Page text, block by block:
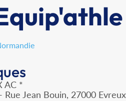
AC *
Rue Jean Bouin, 27000 Evreux